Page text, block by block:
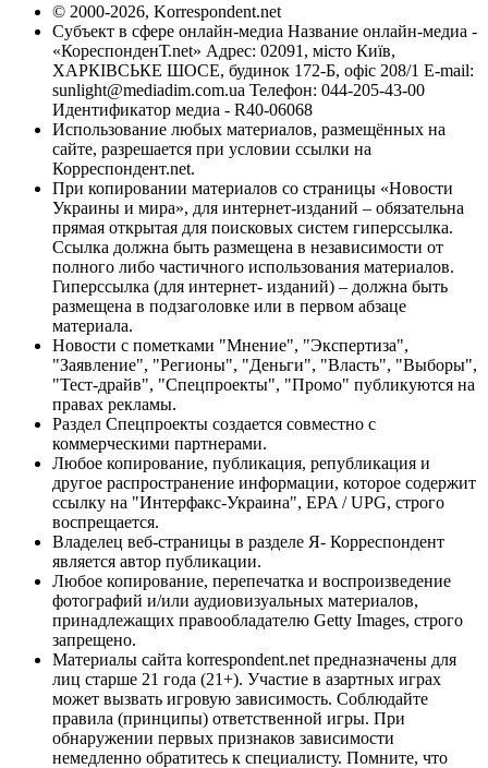
© 2000-2026, Korrespondent.net
Субъект в сфере онлайн-медиа Название онлайн-медиа -
«КореспонденТ.net» Адрес: 02091, місто Київ,
ХАРКІВСЬКЕ ШОСЕ, будинок 172-Б, офіс 208/1 E-mail:
sunlight@mediadim.com.ua Телефон: 044-205-43-00
Идентификатор медиа - R40-06068
Использование любых материалов, размещённых на
сайте, разрешается при условии ссылки на
Корреспондент.net.
При копировании материалов со страницы «Новости
Украины и мира», для интернет-изданий – обязательна
прямая открытая для поисковых систем гиперссылка.
Ссылка должна быть размещена в независимости от
полного либо частичного использования материалов.
Гиперссылка (для интернет- изданий) – должна быть
размещена в подзаголовке или в первом абзаце
материала.
Новости с пометками "Мнение", "Экспертиза",
"Заявление", "Регионы", "Деньги", "Власть", "Выборы",
"Тест-драйв", "Спецпроекты", "Промо" публикуются на
правах рекламы.
Раздел Спецпроекты создается совместно с
коммерческими партнерами.
Любое копирование, публикация, републикация и
другое распространение информации, которое содержит
ссылку на "Интерфакс-Украина", EPA / UPG, строго
воспрещается.
Владелец веб-страницы в разделе Я- Корреспондент
является автор публикации.
Любое копирование, перепечатка и воспроизведение
фотографий и/или аудиовизуальных материалов,
принадлежащих правообладателю Getty Images, строго
запрещено.
Материалы сайта korrespondent.net предназначены для
лиц старше 21 года (21+). Участие в азартных играх
может вызвать игровую зависимость. Соблюдайте
правила (принципы) ответственной игры. При
обнаружении первых признаков зависимости
немедленно обратитесь к специалисту. Помните, что